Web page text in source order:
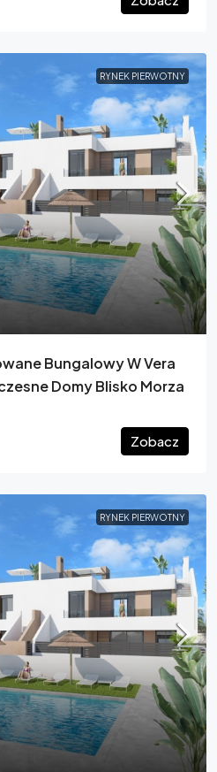
RYNEK PIERWOTNY
Bungalowy W Vera
Domy Blisko Morza
Zobacz
RYNEK PIERWOTNY